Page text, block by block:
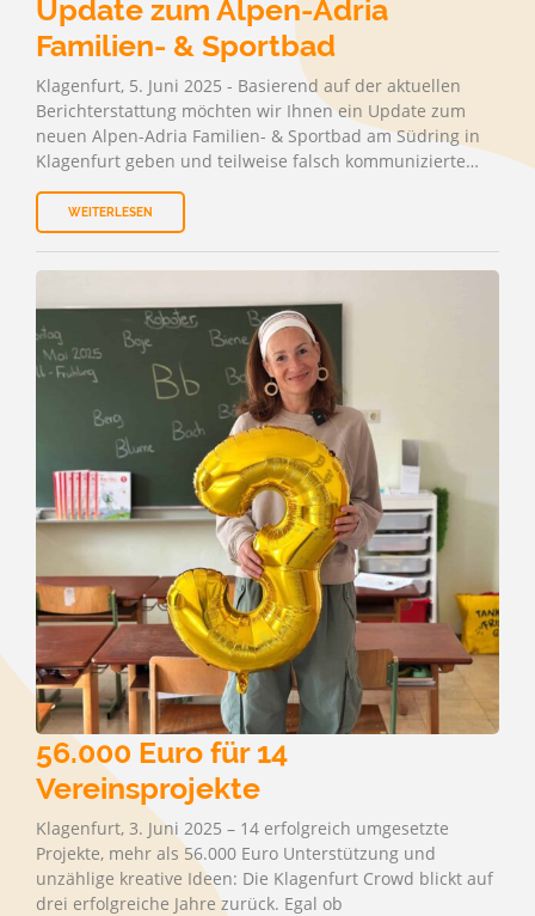
Update zum Alpen-Adria
Familien- & Sportbad
Klagenfurt, 5. Juni 2025 - Basierend auf der aktuellen
Berichterstattung möchten wir Ihnen ein Update zum
neuen Alpen-Adria Familien- & Sportbad am Südring in
Klagenfurt geben und teilweise falsch kommunizierte…
WEITERLESEN
56.000 Euro für 14
Vereinsprojekte
Klagenfurt, 3. Juni 2025 – 14 erfolgreich umgesetzte
Projekte, mehr als 56.000 Euro Unterstützung und
unzählige kreative Ideen: Die Klagenfurt Crowd blickt auf
drei erfolgreiche Jahre zurück. Egal ob